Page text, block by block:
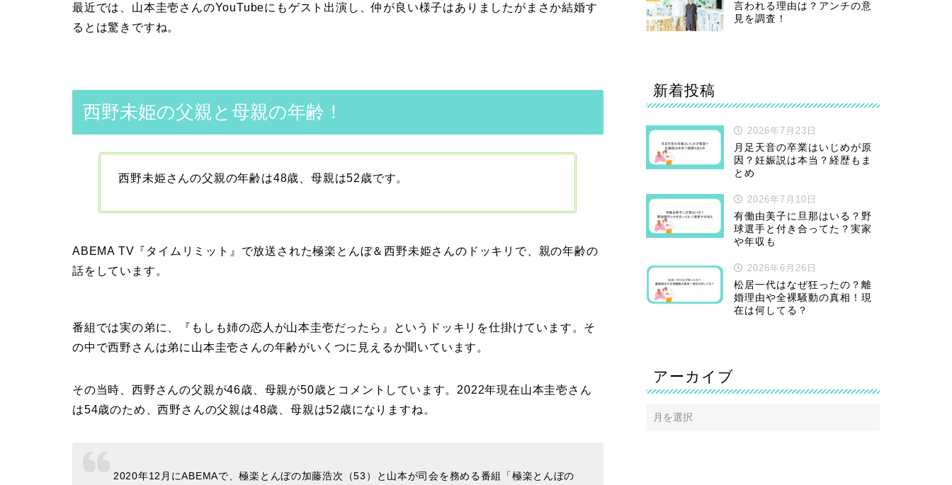
最近では、山本圭壱さんのYouTubeにもゲスト出演し、仲が良い様子はありましたがまさか結婚す
るとは驚きですね。
西野未姫の父親と母親の年齢！
西野未姫さんの父親の年齢は48歳、母親は52歳です。
ABEMA TV『タイムリミット』 で放送された極楽とんぼ＆西野未姫さんのドッキリで、 親の年齢の
話をしています。
番組では実の弟に、『もしも姉の恋人が山本圭壱だったら』というドッキリを仕掛けています。そ
の中で西野さんは弟に山本圭壱さんの年齢がいくつに見えるか聞いています。
その当時、西野さんの父親が46歳、母親が50歳とコメントしています。2022年現在山本圭壱さん
は54歳のため、西野さんの父親は48歳、母親は52歳になりますね。
2020年12月にABEMAで、極楽とんぼの加藤浩次（53）と山本が司会を務める番組「極楽とんぼの
言われる理由は？アンチの意
見を調査！
新着投稿
2026年7月23日
月足天音の卒業はいじめが原
因？妊娠説は本当？経歴もま
とめ
2026年7月10日
有働由美子に旦那はいる？野
球選手と付き合ってた？実家
や年収も
2026年6月26日
松居一代はなぜ狂ったの？離
婚理由や全裸騒動の真相！現
在は何してる？
アーカイブ